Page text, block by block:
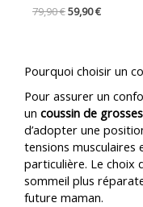
79,90€59,90€
Pourquoi choisir un
Pour assurer un
un coussin de
d’adopter une
tensions musculaires
particulière. Le choix
sommeil plus
future maman.